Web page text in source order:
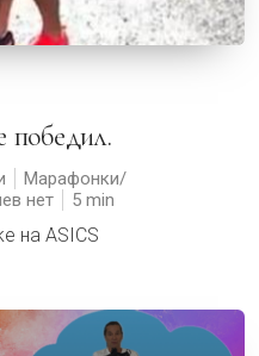
победил.
Марафонки/
нет 5
на ASICS